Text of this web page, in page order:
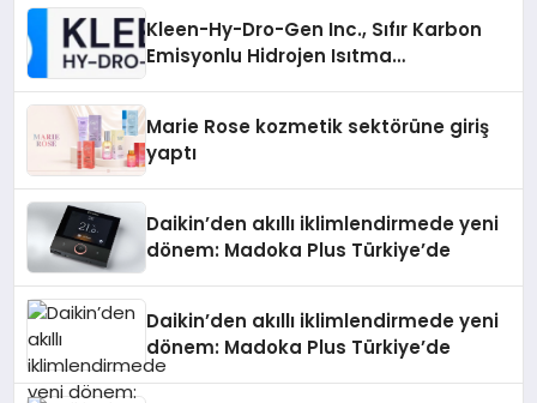
Kleen-Hy-Dro-Gen Inc., Sıfır Karbon
Emisyonlu Hidrojen Isıtma
Marie Rose kozmetik sektörüne giriş
yaptı
Daikin’den akıllı iklimlendirmede yeni
dönem: Madoka Plus Türkiye’de
Daikin’den akıllı iklimlendirmede yeni
dönem: Madoka Plus Türkiye’de